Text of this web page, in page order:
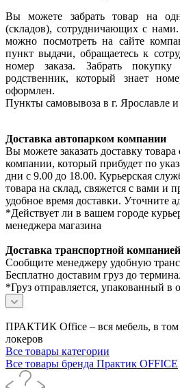
Вы можете забрать товар на
(складов), сотрудничающих с
можно посмотреть на сайте
пункт выдачи, обращаетесь к
номер заказа. Забрать
родственник, который знает
оформлен.
Пункты самовывоза в г. Ярославле и
Доставка автопарком компании
Вы можете заказать доставку
компании, который прибудет по
дни с 9.00 до 18.00. Курьерская
товара на склад, свяжется с вами и
удобное время доставки. Уточните
*Действует ли в вашем городе
менеджера магазина
Доставка транспортной компанией
Сообщите менеджеру удобную
Бесплатно доставим груз до
*Груз отправляется, упакованный в
ПРАКТИК Office – вся мебель, в
локеров
Все товары категории
Все товары бренда Практик OFFICE